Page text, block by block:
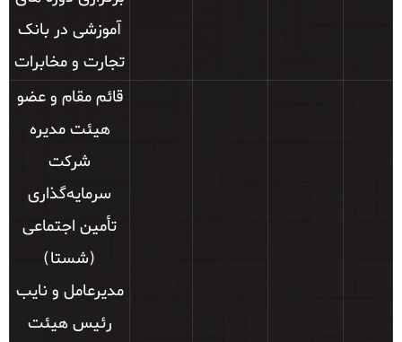
آموزشی در بانک
تجارت و مخابرات
قائم مقام و عضو
هیئت مدیره
شرکت
سرمایه‌گذاری
تأمین اجتماعی
(شستا)
مدیرعامل و نایب
رئیس هیئت